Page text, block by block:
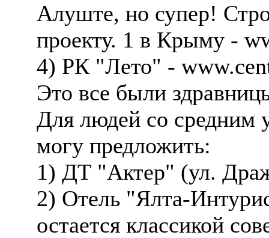
Алуште, но супер!
проекту. 1 в Крыму -
4) РК "Лето" -
Это все были
Для людей со средним
могу предложить:
1) ДТ "Актер" (ул.
2) Отель "Ялта-
остается классикой